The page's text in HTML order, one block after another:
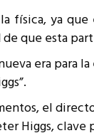
física, ya
esta
era
el
Higgs,